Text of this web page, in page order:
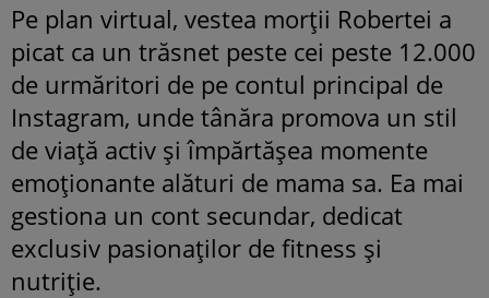
Pe plan virtual, vestea morții Robertei a
picat ca un trăsnet peste cei peste 12.000
de urmăritori de pe contul principal de
Instagram, unde tânăra promova un stil
de viață activ și împărtășea momente
emoționante alături de mama sa. Ea mai
gestiona un cont secundar, dedicat
exclusiv pasionaților de fitness și
nutriție.